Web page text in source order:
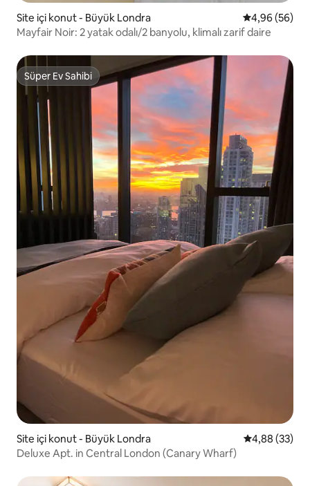
Site içi konut - Büyük Londra 5 üzerinden
4,96 (56)
Mayfair Noir: 2 yatak odalı/2 banyolu, klimalı zarif daire
Süper Ev Sahibi
Süper Ev Sahibi
Site içi konut - Büyük Londra 5 üzerinden
4,88 (33)
Deluxe Apt. in Central London (Canary Wharf)